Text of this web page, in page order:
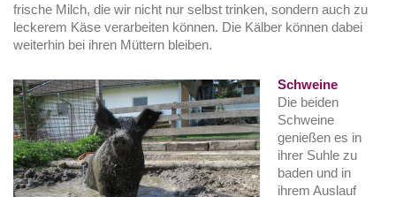
frische Milch, die wir nicht nur selbst trinken, sondern auch zu
leckerem Käse verarbeiten können. Die Kälber können dabei
weiterhin bei ihren Müttern bleiben.
Schweine
Die beiden
Schweine
genießen es in
ihrer Suhle zu
baden und in
ihrem Auslauf